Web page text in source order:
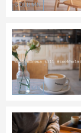
COLUMN
COLUMN